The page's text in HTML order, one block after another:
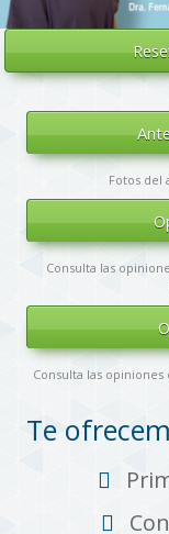
Fotos del
Consulta las
Consulta las
Te